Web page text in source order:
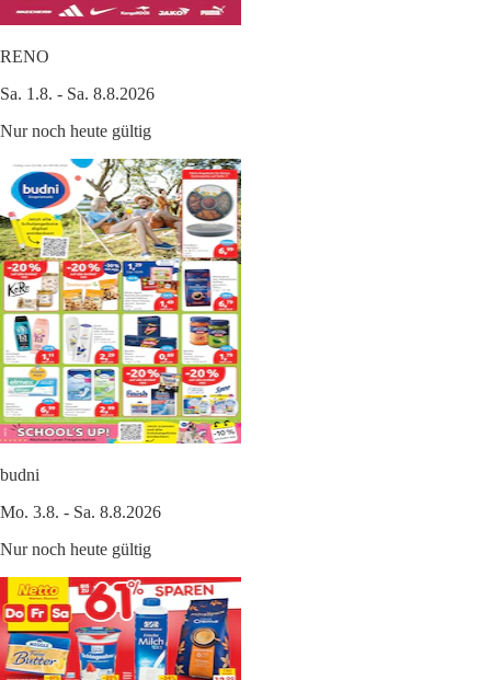
RENO
Sa. 1.8. - Sa. 8.8.2026
Nur noch heute gültig
budni
Mo. 3.8. - Sa. 8.8.2026
Nur noch heute gültig